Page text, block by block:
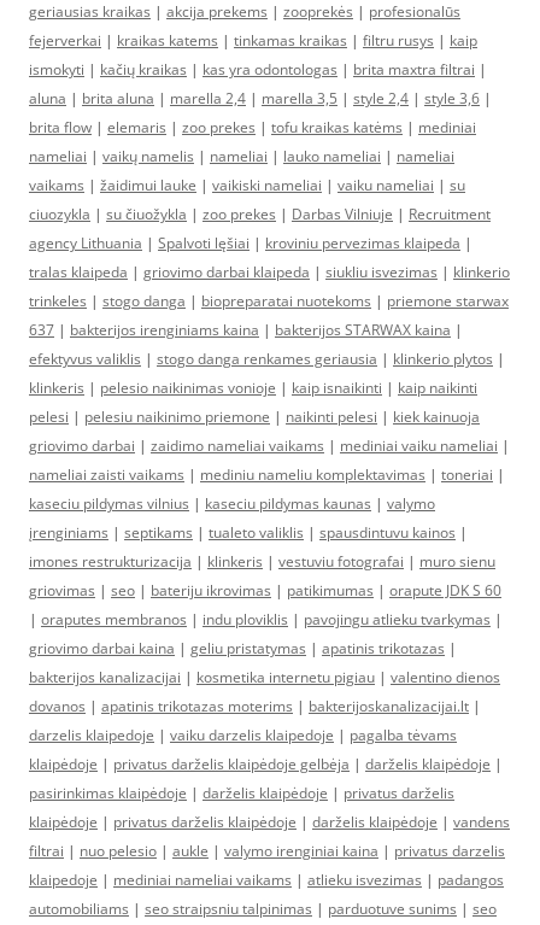
geriausias kraikas | akcija prekems | zooprekės | profesionalūs
fejerverkai | kraikas katems | tinkamas kraikas | filtru rusys | kaip
ismokyti | kačių kraikas | kas yra odontologas | brita maxtra filtrai |
aluna | brita aluna | marella 2,4 | marella 3,5 | style 2,4 | style 3,6 |
brita flow | elemaris | zoo prekes | tofu kraikas katėms | mediniai
nameliai | vaikų namelis | nameliai | lauko nameliai | nameliai
vaikams | žaidimui lauke | vaikiski nameliai | vaiku nameliai | su
ciuozykla | su čiuožykla | zoo prekes | Darbas Vilniuje | Recruitment
agency Lithuania | Spalvoti lęšiai | kroviniu pervezimas klaipeda |
tralas klaipeda | griovimo darbai klaipeda | siukliu isvezimas | klinkerio
trinkeles | stogo danga | biopreparatai nuotekoms | priemone starwax
637 | bakterijos irenginiams kaina | bakterijos STARWAX kaina |
efektyvus valiklis | stogo danga renkames geriausia | klinkerio plytos |
klinkeris | pelesio naikinimas vonioje | kaip isnaikinti | kaip naikinti
pelesi | pelesiu naikinimo priemone | naikinti pelesi | kiek kainuoja
griovimo darbai | zaidimo nameliai vaikams | mediniai vaiku nameliai |
nameliai zaisti vaikams | mediniu nameliu komplektavimas | toneriai |
kaseciu pildymas vilnius | kaseciu pildymas kaunas | valymo
įrenginiams | septikams | tualeto valiklis | spausdintuvu kainos |
imones restrukturizacija | klinkeris | vestuviu fotografai | muro sienu
griovimas | seo | bateriju ikrovimas | patikimumas | orapute JDK S 60
| oraputes membranos | indu ploviklis | pavojingu atlieku tvarkymas |
griovimo darbai kaina | geliu pristatymas | apatinis trikotazas |
bakterijos kanalizacijai | kosmetika internetu pigiau | valentino dienos
dovanos | apatinis trikotazas moterims | bakterijoskanalizacijai.lt |
darzelis klaipedoje | vaiku darzelis klaipedoje | pagalba tėvams
klaipėdoje | privatus darželis klaipėdoje gelbėja | darželis klaipėdoje |
pasirinkimas klaipėdoje | darželis klaipėdoje | privatus darželis
klaipėdoje | privatus darželis klaipėdoje | darželis klaipėdoje | vandens
filtrai | nuo pelesio | aukle | valymo irenginiai kaina | privatus darzelis
klaipedoje | mediniai nameliai vaikams | atlieku isvezimas | padangos
automobiliams | seo straipsniu talpinimas | parduotuve sunims | seo